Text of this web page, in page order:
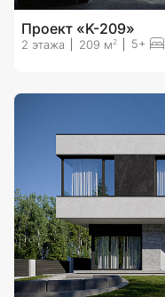
Проект «K-209»
2 этажа 209 м 2 5+